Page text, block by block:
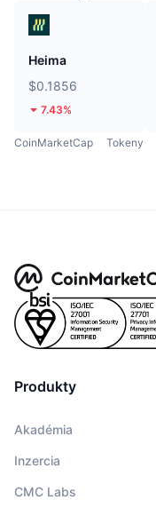
Heima
$0.1856
7.43%
CoinMarketCap Tokeny
Produkty
Akadémia
Inzercia
CMC Labs